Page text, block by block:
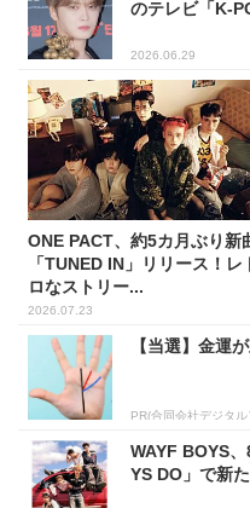
のテレビ「K-
2026.06.29
ONE PACT、約5カ月ぶり新
「TUNED IN」リリース！レ
ロなストリー...
2026.07.23
【当選】金運
PR(合同会社デジタ
WAYF BOYS
YS DO」で新